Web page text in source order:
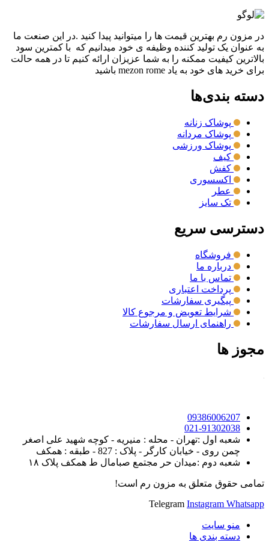
در مزون رم بهترین قیمت ها را میتوانید پیدا کنید .در این صنعت ما
به عنوان یک تولید کننده وظیفه ی خود میدانیم که با کمترین سود
بالاترین کیفیت ممکنه را به شما عزیزان ارائه کنیم تا در همه حالت
برای خرید های خود به یاد mezon rome باشید
دسته بندی‌ها
پوشاک زنانه
پوشاک مردانه
پوشاک ورزشی
کیف
کفش
اکسسوری
عطر
تک سایز
دسترسی سریع
فروشگاه
درباره ما
تماس با ما
پرداخت اعتباری
پیگیری سفارشات
شرایط تعویض و مرجوع کالا
راهنمای ارسال سفارشات
مجوز ها
09386006207
021-91302038
شعبه اول :تهران - محله : منیریه - کوچه شهید علی اصغر
چمن روی - خیابان کارگر - پلاک : 827 - طبقه : همکف
شعبه دوم :میدان حر مجتمع صبامال ط همکف پلاک ۱۸
تمامی حقوق متعلق به مزون رم است!
Telegram Instagram Whatsapp
منو سایت
دسته بندی ها